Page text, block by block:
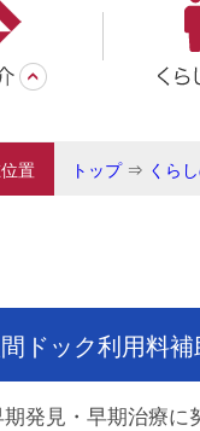
置 トップ⇒ くら
ドック利用料
発見・早期治療に